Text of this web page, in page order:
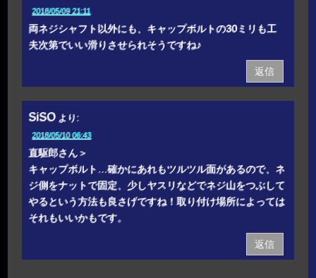
2018/05/09 21:11
両ネジシャフト以外にも、キャップボルトの30ミリも工
夫次第でいい滑りさせられそうですね♪
返信
SiSO より:
2018/05/10 06:43
直駆郎さん＞
キャップボルト…確かにあれもツルツル面があるので、ネ
ジ側をナットで固定、少しヤスリなどでネジ山をつぶして
やるという方法も良さげですね！取り付け場所によっては
それもいいかもです。
返信